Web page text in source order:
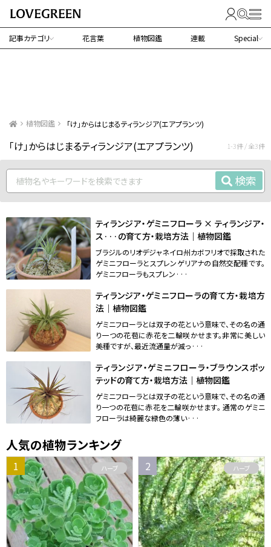
記事カテゴリ 花言葉 植物図鑑 連載 Special
植物図鑑 「け」からはじまるティランジア(エアプランツ)
「け」からはじまるティランジア(エアプランツ) 1-3件 / 全3件
検索
ティランジア・ゲミニフローラ × ティランジア・
ス···の育て方・栽培方法｜植物図鑑
ブラジルのリオデジャネイロ州カボフリオで採取された
ゲミニフローラとスプレンゲリアナの自然交配種です。
ゲミニフローラもスプレン···
ティランジア・ゲミニフローラの育て方・栽培方
法｜植物図鑑
ゲミニフローラとは双子の花という意味で、その名の通
り一つの花苞に赤花を二輪咲かせます。非常に美しい
美種ですが、最近流通量が減っ···
ティランジア・ゲミニフローラ・ブラウンスポッ
テッドの育て方・栽培方法｜植物図鑑
ゲミニフローラとは双子の花という意味で、その名の通
り一つの花苞に赤花を二輪咲かせます。 通常のゲミニ
フローラは綺麗な緑色の薄い···
人気の植物ランキング
ハーブ ハーブ